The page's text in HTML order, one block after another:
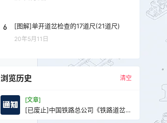
6 [图解]单开道岔检查的17道尺(21道尺)
20年5月11日
浏览历史 清空
[文章]
[已废止]中国铁路总公司《铁路道岔使
用规定》铁总工电[2018]227号